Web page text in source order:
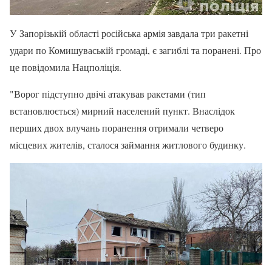
У Запорізькій області російська армія завдала три ракетні
удари по Комишуваській громаді, є загиблі та поранені. Про
це повідомила Нацполіція.
"Ворог підступно двічі атакував ракетами (тип
встановлюється) мирний населений пункт. Внаслідок
перших двох влучань поранення отримали четверо
місцевих жителів, сталося займання житлового будинку.